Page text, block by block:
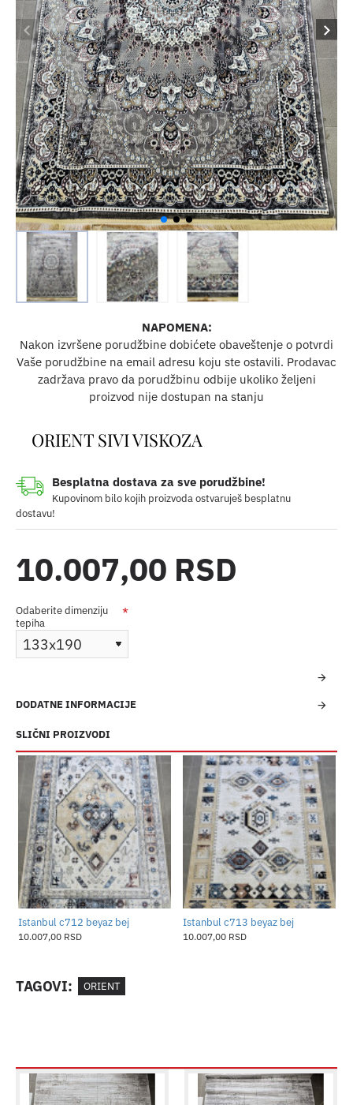
NAPOMENA:
Nakon izvršene porudžbine dobićete obaveštenje o potvrdi
Vaše porudžbine na email adresu koju ste ostavili. Prodavac
zadržava pravo da porudžbinu odbije ukoliko željeni
proizvod nije dostupan na stanju
ORIENT SIVI VISKOZA
Besplatna dostava za sve porudžbine!
Kupovinom bilo kojih proizvoda ostvaruješ besplatnu
dostavu!
10.007,00 RSD
Odaberite dimenziju
tepiha
SLIČNI PROIZVODI
Istanbul c712 beyaz bej
10.007,00 RSD
Istanbul c713 beyaz bej
10.007,00 RSD
DODATNE INFORMACIJE
TAGOVI: ORIENT